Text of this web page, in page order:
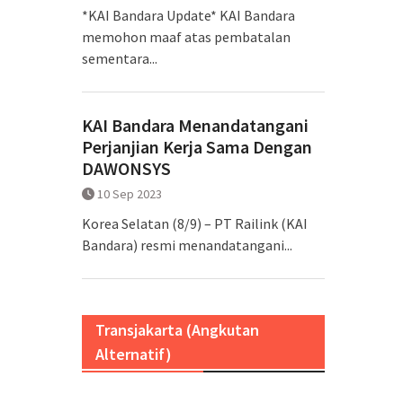
*KAI Bandara Update* KAI Bandara
memohon maaf atas pembatalan
sementara...
KAI Bandara Menandatangani
Perjanjian Kerja Sama Dengan
DAWONSYS
10 Sep 2023
Korea Selatan (8/9) – PT Railink (KAI
Bandara) resmi menandatangani...
Transjakarta (Angkutan
Alternatif)